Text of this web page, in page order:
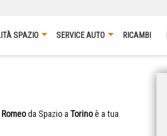
SPAZIO SERVICE AUTO RICAMBI
da Spazio aTorinoè a tua